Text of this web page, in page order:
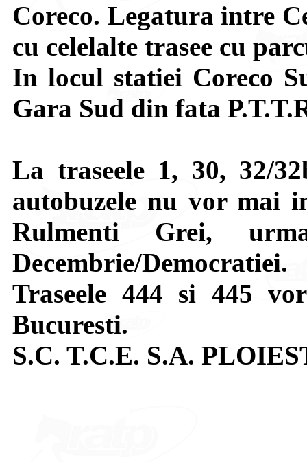
Coreco. Legatura intre
cu celelalte trasee cu
In locul statiei Coreco
Gara Sud din fata
La traseele 1, 30, 32/
autobuzele nu vor mai
Rulmenti Grei,
Decembrie/Democratiei.
Traseele 444 si 445
Bucuresti.
S.C. T.C.E. S.A.